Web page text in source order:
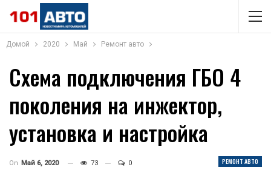
Домой 2020 Май Ремонт авто
Схема подключения ГБО 4
поколения на инжектор,
установка и настройка
РЕМОНТ АВТО
On Май 6, 2020 73 0